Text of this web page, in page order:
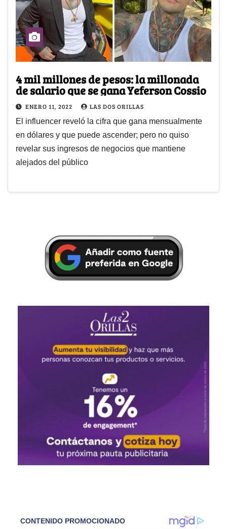
4 mil millones de pesos: la millonada
de salario que se gana Yeferson Cossio
ENERO 11, 2022 LAS DOS ORILLAS
El influencer reveló la cifra que gana mensualmente
en dólares y que puede ascender; pero no quiso
revelar sus ingresos de negocios que mantiene
alejados del público